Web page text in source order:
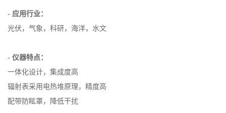
- 应用行业：
光伏，气象，科研，海洋，水文
- 仪器特点：
一体化设计，集成度高
辐射表采用电热堆原理，精度高
配带防眩罩，降低干扰